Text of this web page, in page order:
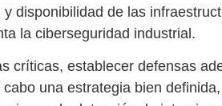
disponibilidad de las
la ciberseguridad industrial.
críticas, establecer defensas
una estrategia bien